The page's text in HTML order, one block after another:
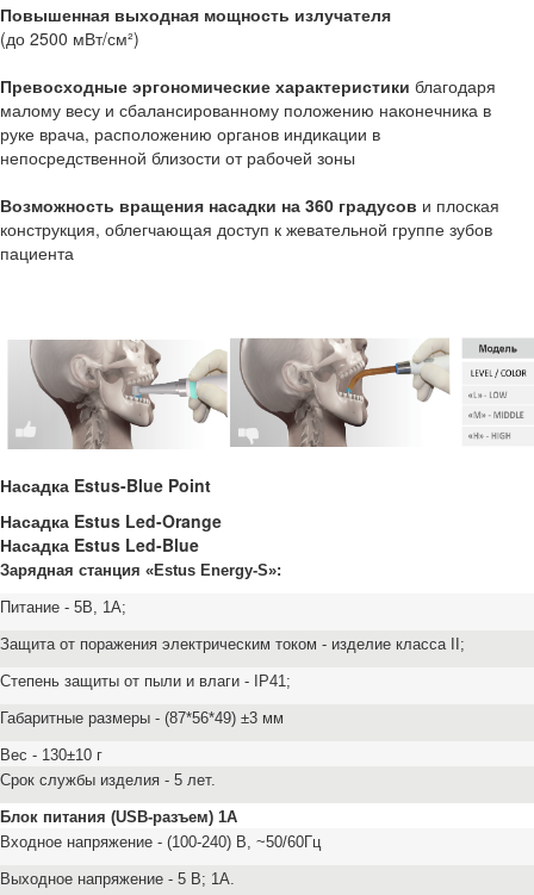
Повышенная выходная мощность излучателя
(до 2500 мВт/см²)
Превосходные эргономические характеристики благодаря
малому весу и сбалансированному положению наконечника в
руке врача, расположению органов индикации в
непосредственной близости от рабочей зоны
Возможность вращения насадки на 360 градусов и плоская
конструкция, облегчающая доступ к жевательной группе зубов
пациента
Насадка Estus-Blue Point
Насадка Estus Led-Orange
Насадка Estus Led-Blue
Зарядная станция «Estus Energy-S»:
Питание - 5В, 1А;
Защита от поражения электрическим током - изделие класса II;
Степень защиты от пыли и влаги - IP41;
Габаритные размеры - (87*56*49) ±3 мм
Вес - 130±10 г
Срок службы изделия - 5 лет.
Блок питания (USB-разъем) 1А
Входное напряжение - (100-240) В, ~50/60Гц
Выходное напряжение - 5 В; 1А.